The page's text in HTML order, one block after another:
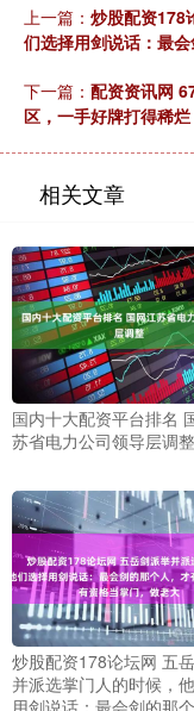
上一篇： 炒股配资178
们选择用剑说话：最
下一篇： 配资资讯网
区，一手好牌打得稀烂
相关文章
国内十大配资平台排名
苏省电力公司领导层调整
炒股配资178论坛网 五
并派选掌门人的时候，
用剑说话：最会剑的那